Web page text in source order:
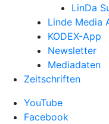
LinDa
Linde Media
KODEX-App
Newsletter
Mediadaten
Zeitschriften
YouTube
Facebook